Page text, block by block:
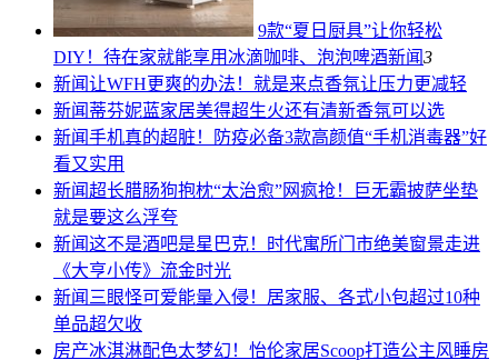
9款“夏日厨具”让你轻松
DIY！待在家就能享用冰滴咖啡、泡泡啤酒新闻3
新闻让WFH更爽的办法！就是来点香氛让压力更减轻
新闻 蒂芬妮蓝家居美得超生火还有清新香氛可以选
新闻手机真的超脏！防疫必备3款高颜值“手机消毒器”好
看又实用
新闻超长腊肠狗抱枕“太治愈”网疯抢！巨无霸披萨坐垫
就是要这么浮夸
新闻这不是酒吧是星巴克！时代寓所门市绝美窗景走进
《大亨小传》流金时光
新闻 三眼怪可爱能量入侵！居家服、各式小包超过10种
单品超欠收
房产冰淇淋配色太梦幻！怡伦家居Scoop打造公主风睡房